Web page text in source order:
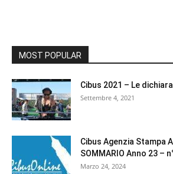
MOST POPULAR
Cibus 2021 – Le
Settembre 4, 2021
Cibus Agenzia Stampa
SOMMARIO Anno 23 –
Marzo 24, 2024